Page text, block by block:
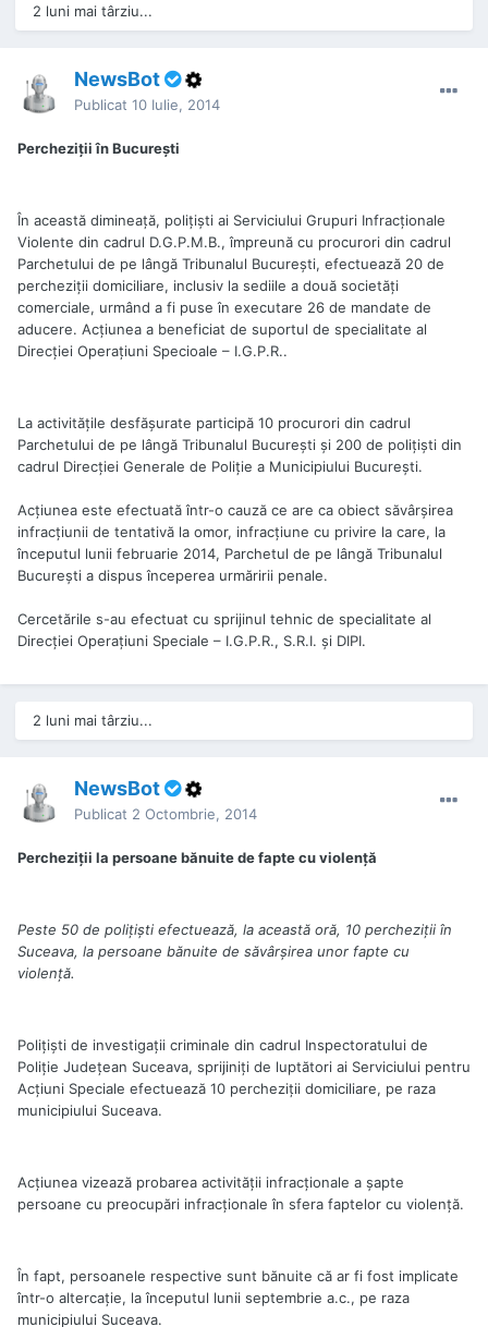
2 luni mai târziu...
NewsBot
Publicat 10 Iulie, 2014
Percheziţii în Bucureşti
În această dimineaţă, poliţişti ai Serviciului Grupuri Infracţionale
Violente din cadrul D.G.P.M.B., împreună cu procurori din cadrul
Parchetului de pe lângă Tribunalul Bucureşti, efectuează 20 de
percheziţii domiciliare, inclusiv la sediile a două societăţi
comerciale, urmând a fi puse în executare 26 de mandate de
aducere. Acțiunea a beneficiat de suportul de specialitate al
Direcției Operațiuni Specioale – I.G.P.R..
La activităţile desfăşurate participă 10 procurori din cadrul
Parchetului de pe lângă Tribunalul Bucureşti şi 200 de poliţişti din
cadrul Direcţiei Generale de Poliţie a Municipiului Bucureşti.
Acţiunea este efectuată într-o cauză ce are ca obiect săvârşirea
infracţiunii de tentativă la omor, infracţiune cu privire la care, la
începutul lunii februarie 2014, Parchetul de pe lângă Tribunalul
Bucureşti a dispus începerea urmăririi penale.
Cercetările s-au efectuat cu sprijinul tehnic de specialitate al
Direcţiei Operaţiuni Speciale – I.G.P.R., S.R.I. și DIPI.
2 luni mai târziu...
NewsBot
Publicat 2 Octombrie, 2014
Percheziţii la persoane bănuite de fapte cu violenţă
Peste 50 de poliţişti efectuează, la această oră, 10 percheziţii în
Suceava, la persoane bănuite de săvârşirea unor fapte cu
violenţă.
Poliţişti de investigaţii criminale din cadrul Inspectoratului de
Poliţie Judeţean Suceava, sprijiniţi de luptători ai Serviciului pentru
Acţiuni Speciale efectuează 10 percheziţii domiciliare, pe raza
municipiului Suceava.
Acţiunea vizează probarea activităţii infracţionale a şapte
persoane cu preocupări infracţionale în sfera faptelor cu violenţă.
În fapt, persoanele respective sunt bănuite că ar fi fost implicate
într-o altercaţie, la începutul lunii septembrie a.c., pe raza
municipiului Suceava.